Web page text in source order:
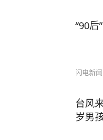
“90
闪电新闻
台风
岁男